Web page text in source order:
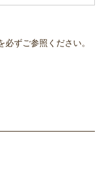
ずご参照ください。